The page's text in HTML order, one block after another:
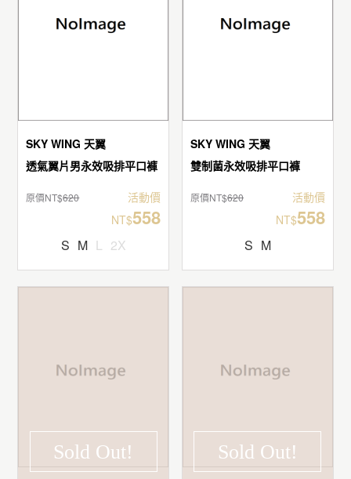
SKY WING 天翼
透氣翼片男永效吸排平口褲
原價NT$620
活動價
NT$558
S M L 2X
SKY WING 天翼
雙制菌永效吸排平口褲
原價NT$620
活動價
NT$558
S M
Sold Out! Sold Out!